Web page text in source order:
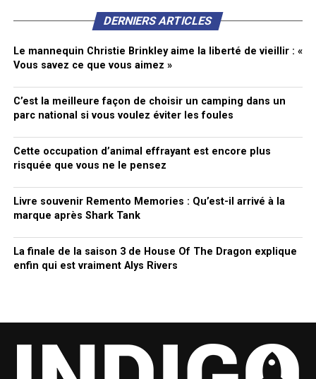
DERNIERS ARTICLES
Le mannequin Christie Brinkley aime la liberté de vieillir : «
Vous savez ce que vous aimez »
C’est la meilleure façon de choisir un camping dans un
parc national si vous voulez éviter les foules
Cette occupation d’animal effrayant est encore plus
risquée que vous ne le pensez
Livre souvenir Remento Memories : Qu’est-il arrivé à la
marque après Shark Tank
La finale de la saison 3 de House Of The Dragon explique
enfin qui est vraiment Alys Rivers